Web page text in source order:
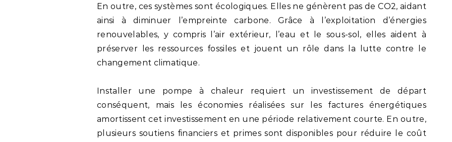
En outre, ces systèmes sont écologiques. Elles ne génèrent pas de CO2, aidant
ainsi à diminuer l’empreinte carbone. Grâce à l’exploitation d’énergies
renouvelables, y compris l’air extérieur, l’eau et le sous-sol, elles aident à
préserver les ressources fossiles et jouent un rôle dans la lutte contre le
changement climatique.
Installer une pompe à chaleur requiert un investissement de départ
conséquent, mais les économies réalisées sur les factures énergétiques
amortissent cet investissement en une période relativement courte. En outre,
plusieurs soutiens financiers et primes sont disponibles pour réduire le coût